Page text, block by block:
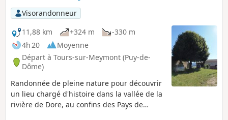
Visorandonneur
11,88 km
+324 m
-330 m
4h 20
Moyenne
Départ à Tours-sur-Meymont (Puy-de-
Dôme)
Randonnée de pleine nature pour découvrir
un lieu chargé d'histoire dans la vallée de la
rivière de Dore, au confins des Pays de